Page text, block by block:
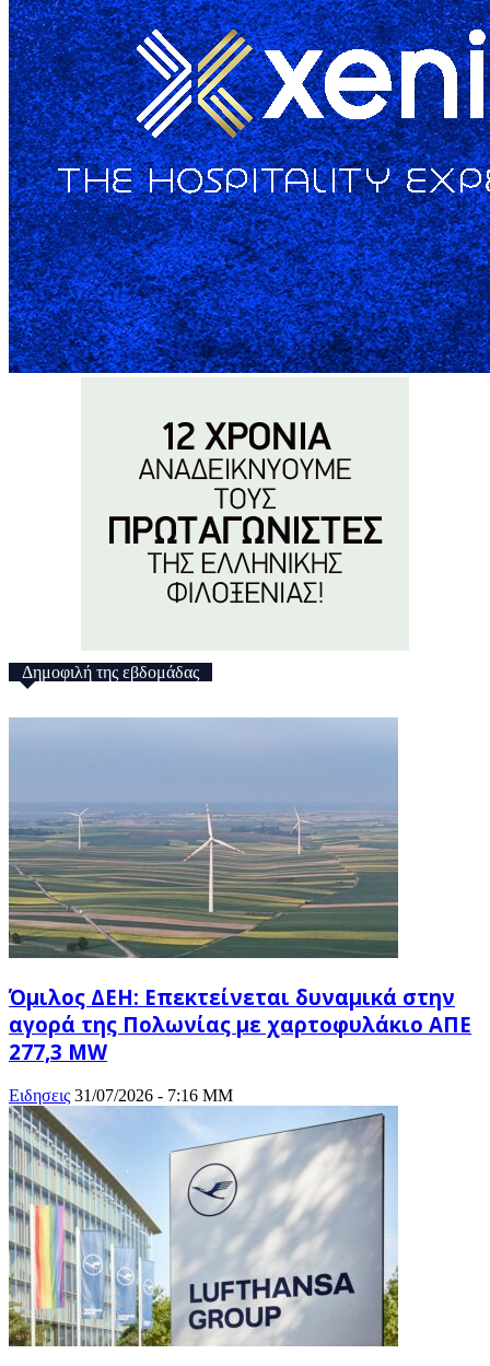
Δημοφιλή της εβδομάδας
Όμιλος ΔΕΗ: Επεκτείνεται δυναμικά στην
αγορά της Πολωνίας με χαρτοφυλάκιο ΑΠΕ
277,3 MW
Ειδησεις 31/07/2026 - 7:16 ΜΜ